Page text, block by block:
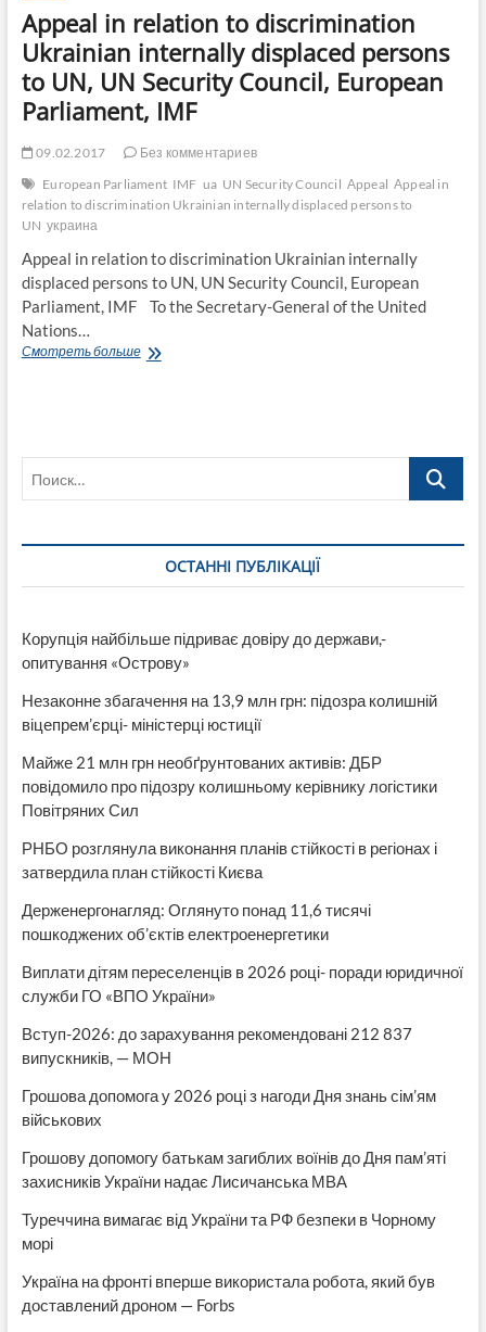
Аppeal in relation to discrimination
Ukrainian internally displaced persons
to UN, UN Security Council, European
Parliament, IMF
09.02.2017
Без комментариев
European Parliament IMF ua UN Security Council Аppeal Аppeal in
relation to discrimination Ukrainian internally displaced persons to
UN украина
Аppeal in relation to discrimination Ukrainian internally
displaced persons to UN, UN Security Council, European
Parliament, IMF To the Secretary-General of the United
Nations…
Смотреть большеАppeal
UN,
Security
Parliament,
IMF
Поиск…
ОСТАННІ ПУБЛІКАЦІЇ
Корупція найбільше підриває довіру до держави,-
опитування «Острову»
Незаконне збагачення на 13,9 млн грн: підозра колишній
віцепрем’єрці- міністерці юстиції
Майже 21 млн грн необґрунтованих активів: ДБР
повідомило про підозру колишньому керівнику логістики
Повітряних Сил
РНБО розглянула виконання планів стійкості в регіонах і
затвердила план стійкості Києва
Держенергонагляд: Оглянуто понад 11,6 тисячі
пошкоджених об’єктів електроенергетики
Виплати дітям переселенців в 2026 році- поради юридичної
служби ГО «ВПО України»
Вступ-2026: до зарахування рекомендовані 212 837
випускників, — МОН
Грошова допомога у 2026 році з нагоди Дня знань сім’ям
військових
Грошову допомогу батькам загиблих воїнів до Дня пам’яті
захисників України надає Лисичанська МВА
Туреччина вимагає від України та РФ безпеки в Чорному
морі
Україна на фронті вперше використала робота, який був
доставлений дроном — Forbs